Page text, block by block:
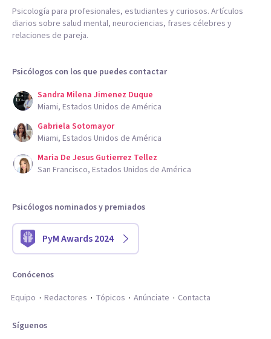
Psicología para profesionales, estudiantes y curiosos. Artículos
diarios sobre salud mental, neurociencias, frases célebres y
relaciones de pareja.
Psicólogos con los que puedes contactar
Sandra Milena Jimenez Duque
Miami, Estados Unidos de América
Gabriela Sotomayor
Miami, Estados Unidos de América
Maria De Jesus Gutierrez Tellez
San Francisco, Estados Unidos de América
Psicólogos nominados y premiados
PyM Awards 2024
Conócenos
Equipo
Redactores Tópicos Anúnciate Contacta
Síguenos